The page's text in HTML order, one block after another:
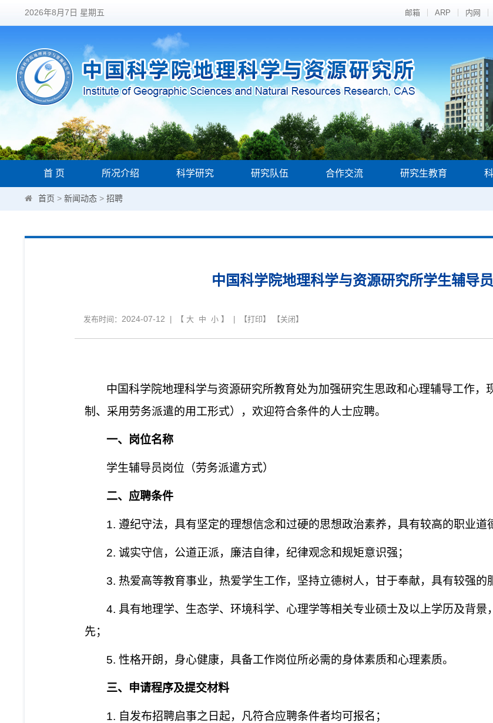
2026年8月7日 星期五 邮箱 ARP 内网
首 页 所况介绍 科学研究 研究队伍 合作交流 研究生教育
首页 > 新闻动态 > 招聘
中国科学院地理科学与资源研究所学生辅导
发布时间： 2024-07-12 | 【 大 中 小 】 | 【打印】 【关闭 】
中国科学院地理科学与资源研究所教育处为加强研究生思政和心理辅导工作，
制、采用劳务派遣的用工形式），欢迎符合条件的人士应聘。
一、岗位名称
学生辅导员岗位（劳务派遣方式）
二、应聘条件
1. 遵纪守法，具有坚定的理想信念和过硬的思想政治素养，具有较高的职业道
2. 诚实守信，公道正派，廉洁自律，纪律观念和规矩意识强；
3. 热爱高等教育事业，热爱学生工作，坚持立德树人，甘于奉献，具有较强的
4. 具有地理学、生态学、环境科学、心理学等相关专业硕士及以上学历及背
先；
5. 性格开朗，身心健康，具备工作岗位所必需的身体素质和心理素质。
三、申请程序及提交材料
1. 自发布招聘启事之日起，凡符合应聘条件者均可报名；